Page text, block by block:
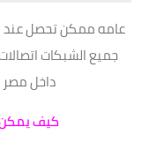
عامه ممكن تحصل عند
جميع الشبكات
داخل مصر
كيف يمكن